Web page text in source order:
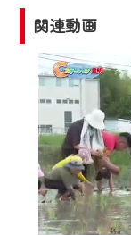
関連動画
【ご注意】
2024年9月
ビス向上の
『CCNet
一部コンテ
CCNetサ
ページ※』
す。
何卒、ご
いたします